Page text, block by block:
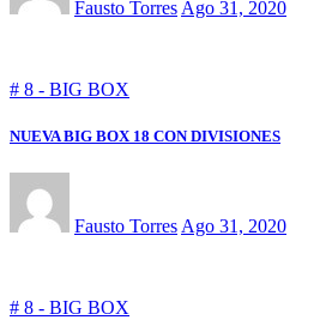
Fausto Torres Ago 31, 2020
# 8 - BIG BOX
NUEVA BIG BOX 18 CON DIVISIONES
Fausto Torres Ago 31, 2020
# 8 - BIG BOX